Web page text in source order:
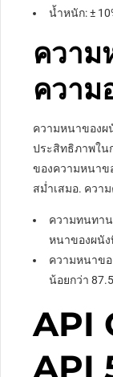
น้ำหนัก: ±
ความ
ความ
ความหนาของผ
ประสิทธิภาพใน
ของความหนาข
สม่ำเสมอ. ควา
ความทนทาน
หนาของผนัง
ความหนาข
น้อยกว่า
API
API